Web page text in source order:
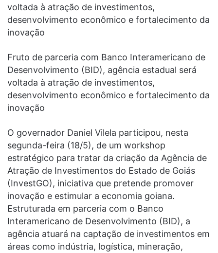
voltada à atração de investimentos,
desenvolvimento econômico e fortalecimento da
inovação
Fruto de parceria com Banco Interamericano de
Desenvolvimento (BID), agência estadual será
voltada à atração de investimentos,
desenvolvimento econômico e fortalecimento da
inovação
O governador Daniel Vilela participou, nesta
segunda-feira (18/5), de um workshop
estratégico para tratar da criação da Agência de
Atração de Investimentos do Estado de Goiás
(InvestGO), iniciativa que pretende promover
inovação e estimular a economia goiana.
Estruturada em parceria com o Banco
Interamericano de Desenvolvimento (BID), a
agência atuará na captação de investimentos em
áreas como indústria, logística, mineração,